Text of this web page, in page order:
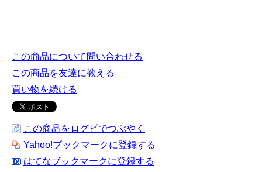
この商品について問い合わせる
この商品を友達に教える
買い物を続ける
この商品をログピでつぶやく
Yahoo!ブックマークに登録する
はてなブックマークに登録する